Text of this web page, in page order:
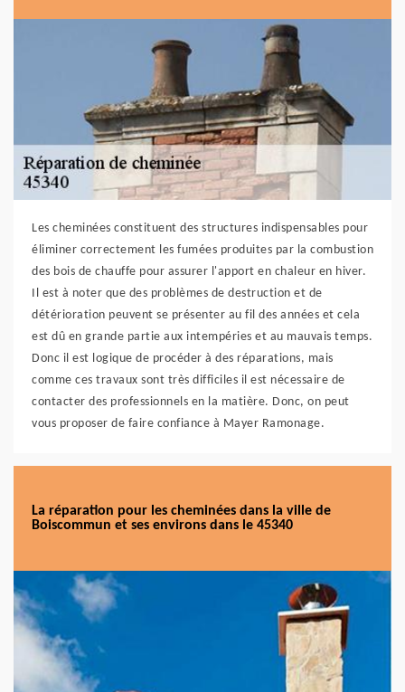
Les cheminées constituent des structures indispensables pour
éliminer correctement les fumées produites par la combustion
des bois de chauffe pour assurer l'apport en chaleur en hiver.
Il est à noter que des problèmes de destruction et de
détérioration peuvent se présenter au fil des années et cela
est dû en grande partie aux intempéries et au mauvais temps.
Donc il est logique de procéder à des réparations, mais
comme ces travaux sont très difficiles il est nécessaire de
contacter des professionnels en la matière. Donc, on peut
vous proposer de faire confiance à Mayer Ramonage.
La réparation pour les cheminées dans la ville de
Boiscommun et ses environs dans le 45340